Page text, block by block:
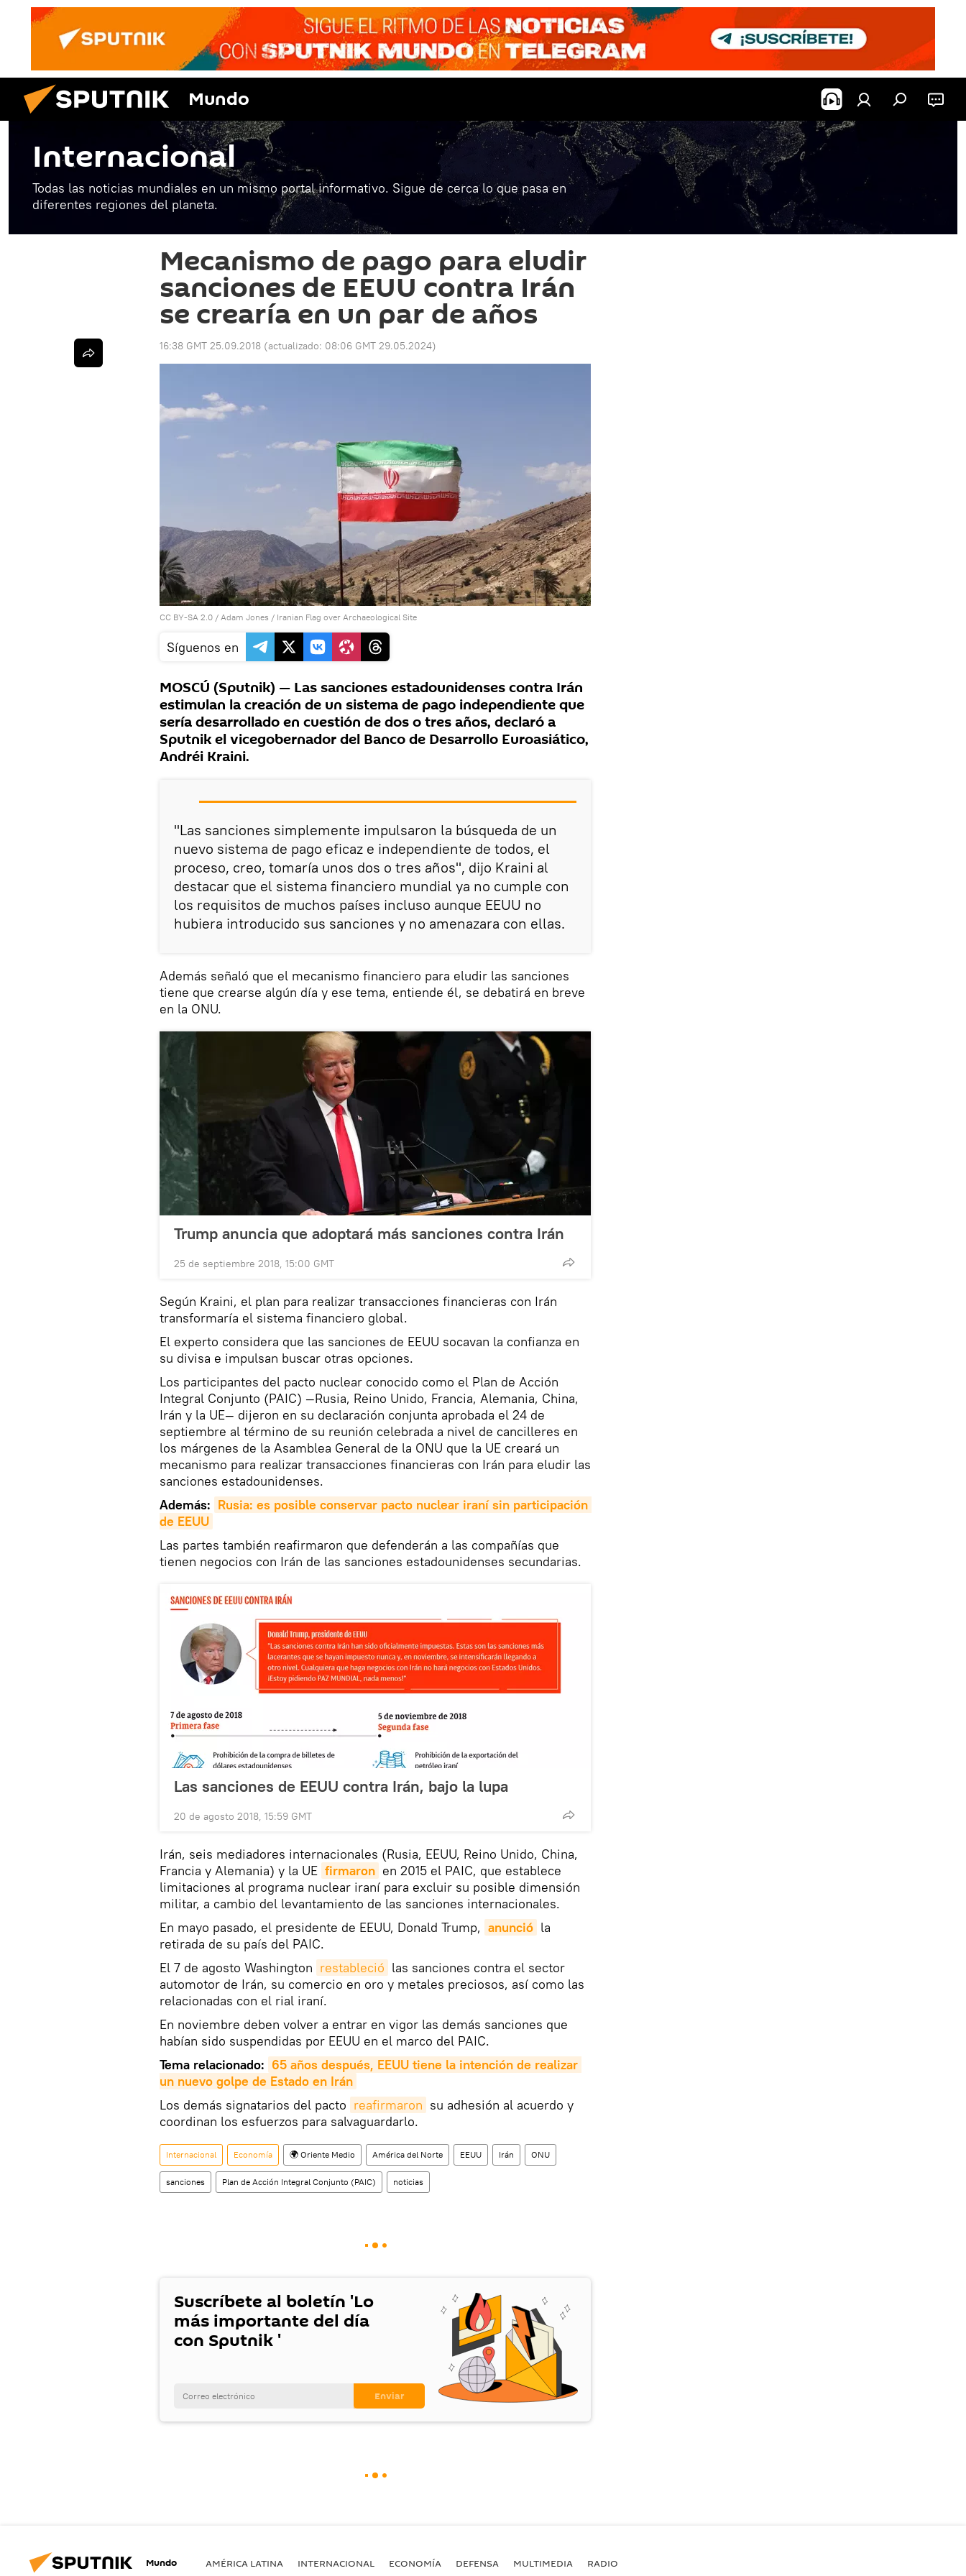
Mundo
Internacional
Todas las noticias mundiales en un mismo portal informativo. Sigue de cerca lo que pasa en
diferentes regiones del planeta.
Mecanismo de pago para eludir
sanciones de EEUU contra Irán
se crearía en un par de años
16:38 GMT 25.09.2018 (actualizado: 08:06 GMT 29.05.2024)
CC BY-SA 2.0 / Adam Jones / Iranian Flag over Archaeological Site
Síguenos en
MOSCÚ (Sputnik) — Las sanciones estadounidenses contra Irán
estimulan la creación de un sistema de pago independiente que
sería desarrollado en cuestión de dos o tres años, declaró a
Sputnik el vicegobernador del Banco de Desarrollo Euroasiático,
Andréi Kraini.
"Las sanciones simplemente impulsaron la búsqueda de un
nuevo sistema de pago eficaz e independiente de todos, el
proceso, creo, tomaría unos dos o tres años", dijo Kraini al
destacar que el sistema financiero mundial ya no cumple con
los requisitos de muchos países incluso aunque EEUU no
hubiera introducido sus sanciones y no amenazara con ellas.
Además señaló que el mecanismo financiero para eludir las sanciones
tiene que crearse algún día y ese tema, entiende él, se debatirá en breve
en la ONU.
Trump anuncia que adoptará más sanciones contra Irán
25 de septiembre 2018, 15:00 GMT
Según Kraini, el plan para realizar transacciones financieras con Irán
transformaría el sistema financiero global.
El experto considera que las sanciones de EEUU socavan la confianza en
su divisa e impulsan buscar otras opciones.
Los participantes del pacto nuclear conocido como el Plan de Acción
Integral Conjunto (PAIC) —Rusia, Reino Unido, Francia, Alemania, China,
Irán y la UE— dijeron en su declaración conjunta aprobada el 24 de
septiembre al término de su reunión celebrada a nivel de cancilleres en
los márgenes de la Asamblea General de la ONU que la UE creará un
mecanismo para realizar transacciones financieras con Irán para eludir las
sanciones estadounidenses.
Además: Rusia: es posible conservar pacto nuclear iraní sin participación
de EEUU
Las partes también reafirmaron que defenderán a las compañías que
tienen negocios con Irán de las sanciones estadounidenses secundarias.
Las sanciones de EEUU contra Irán, bajo la lupa
20 de agosto 2018, 15:59 GMT
Irán, seis mediadores internacionales (Rusia, EEUU, Reino Unido, China,
Francia y Alemania) y la UE firmaron en 2015 el PAIC, que establece
limitaciones al programa nuclear iraní para excluir su posible dimensión
militar, a cambio del levantamiento de las sanciones internacionales.
En mayo pasado, el presidente de EEUU, Donald Trump, anunció la
retirada de su país del PAIC.
El 7 de agosto Washington restableció las sanciones contra el sector
automotor de Irán, su comercio en oro y metales preciosos, así como las
relacionadas con el rial iraní.
En noviembre deben volver a entrar en vigor las demás sanciones que
habían sido suspendidas por EEUU en el marco del PAIC.
Tema relacionado: 65 años después, EEUU tiene la intención de realizar
un nuevo golpe de Estado en Irán
Los demás signatarios del pacto reafirmaron su adhesión al acuerdo y
coordinan los esfuerzos para salvaguardarlo.
Internacional Economía 🌍 Oriente Medio América del Norte EEUU Irán ONU
sanciones Plan de Acción Integral Conjunto (PAIC) noticias
Suscríbete al boletín 'Lo
más importante del día
con Sputnik '
Mundo AMÉRICA LATINA INTERNACIONAL ECONOMÍA DEFENSA MULTIMEDIA RADIO